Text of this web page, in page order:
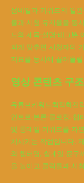
썸네일과 키워드의 일
률과 시청 유지율을 동
드와 제목·설명·태그뿐
되게 맞추면 시청자의
지표를 동시에 끌어올
영상 콘텐츠 구
유튜브키워드최적화전
인트로·본론·클로징,
및 롱테일 키워드를 자
치시키는 작업입니다.
와 챕터명, 썸네일 문구
을 높이고 클릭률과 시